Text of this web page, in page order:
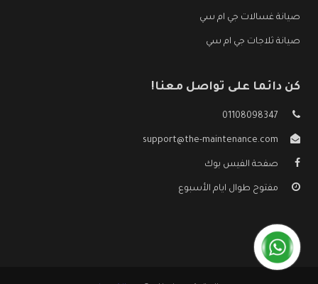
صيانة غسالات جي ام سي
صيانة ثلاجات جي ام سي
كن دائما على تواصل معنا!
01108098347
support@the-maintenance.com
صفحة الفيس بوك
مفتوح طوال ايام الأسبوع